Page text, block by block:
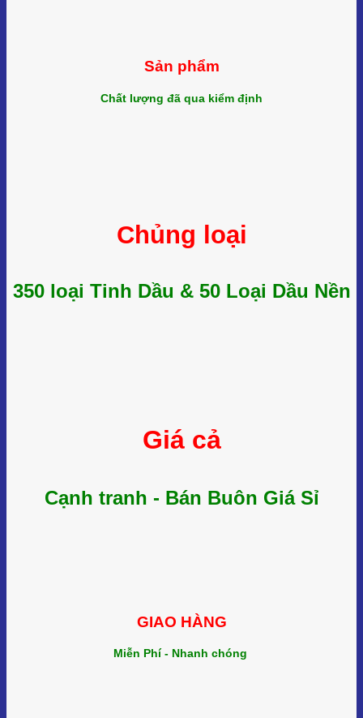
Sản phẩm
Chất lượng đã qua kiểm định
Chủng loại
350 loại Tinh Dầu & 50 Loại Dầu Nền
Giá cả
Cạnh tranh - Bán Buôn Giá Sỉ
GIAO HÀNG
Miễn Phí - Nhanh chóng